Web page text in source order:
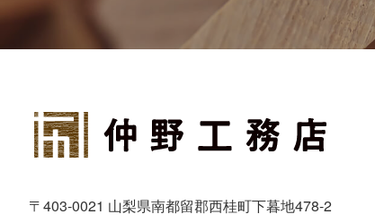
〒403-0021 山梨県南都留郡西桂町下暮地478-2